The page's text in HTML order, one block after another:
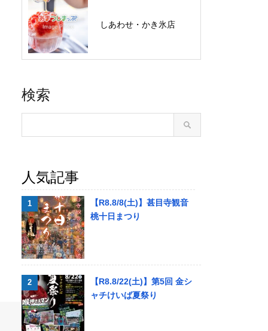
しあわせ・かき氷店
検索
人気記事
【R8.8/8(土)】甚目寺観音
桃十日まつり
【R8.8/22(土)】第5回 金シ
ャチけいば夏祭り